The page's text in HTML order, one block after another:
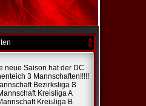
neue Saison hat der DC
3 Mannschaften!!!!!
Bezirksliga B
Kreisliga A
Kreisliga B